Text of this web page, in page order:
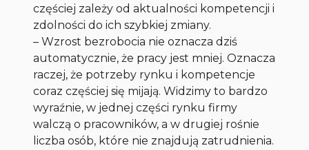
częściej zależy od aktualności kompetencji i
zdolności do ich szybkiej zmiany.
– Wzrost bezrobocia nie oznacza dziś
automatycznie, że pracy jest mniej. Oznacza
raczej, że potrzeby rynku i kompetencje
coraz częściej się mijają. Widzimy to bardzo
wyraźnie, w jednej części rynku firmy
walczą o pracowników, a w drugiej rośnie
liczba osób, które nie znajdują zatrudnienia.